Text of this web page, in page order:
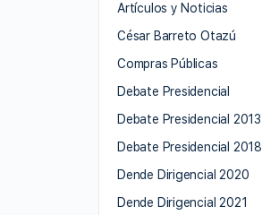
Artículos y Noticias
César Barreto Otazú
Compras Públicas
Debate Presidencial
Debate Presidencial 2013
Debate Presidencial 2018
Dende Dirigencial 2020
Dende Dirigencial 2021